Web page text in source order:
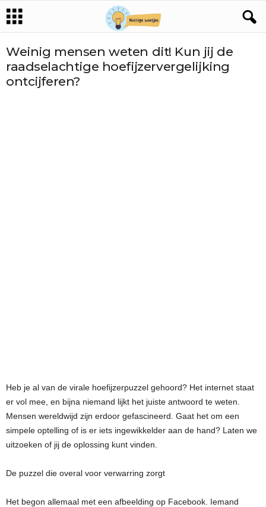
Weinig mensen weten dit! Kun jij de
raadselachtige hoefijzervergelijking
ontcijferen?
Heb je al van de virale hoefijzerpuzzel gehoord? Het internet staat
er vol mee, en bijna niemand lijkt het juiste antwoord te weten.
Mensen wereldwijd zijn erdoor gefascineerd. Gaat het om een
simpele optelling of is er iets ingewikkelder aan de hand? Laten we
uitzoeken of jij de oplossing kunt vinden.
De puzzel die overal voor verwarring zorgt
Het begon allemaal met een afbeelding op Facebook. Iemand